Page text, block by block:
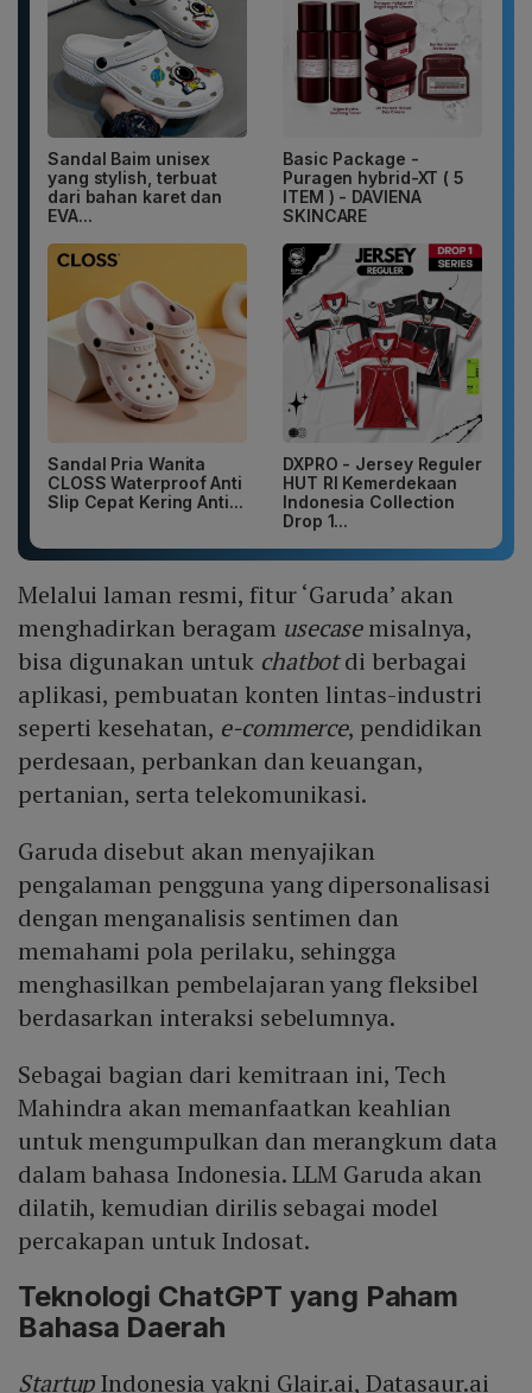
Sandal Baim unisex
yang stylish, terbuat
dari bahan karet dan
EVA...
Basic Package -
Puragen hybrid-XT ( 5
ITEM ) - DAVIENA
SKINCARE
Sandal Pria Wanita
CLOSS Waterproof Anti
Slip Cepat Kering Anti...
DXPRO - Jersey Reguler
HUT RI Kemerdekaan
Indonesia Collection
Drop 1...
Melalui laman resmi, fitur ‘Garuda’ akan
menghadirkan beragam usecasemisalnya,
bisa digunakan untuk chatbotdi berbagai
aplikasi, pembuatan konten lintas-industri
seperti kesehatan, e-commerce, pendidikan
perdesaan, perbankan dan keuangan,
pertanian, serta telekomunikasi.
Garuda disebut akan menyajikan
pengalaman pengguna yang dipersonalisasi
dengan menganalisis sentimen dan
memahami pola perilaku, sehingga
menghasilkan pembelajaran yang fleksibel
berdasarkan interaksi sebelumnya.
Sebagai bagian dari kemitraan ini, Tech
Mahindra akan memanfaatkan keahlian
untuk mengumpulkan dan merangkum data
dalam bahasa Indonesia. LLM Garuda akan
dilatih, kemudian dirilis sebagai model
percakapan untuk Indosat.
Teknologi ChatGPT yang Paham
Bahasa Daerah
StartupIndonesia yakni Glair.ai, Datasaur.ai